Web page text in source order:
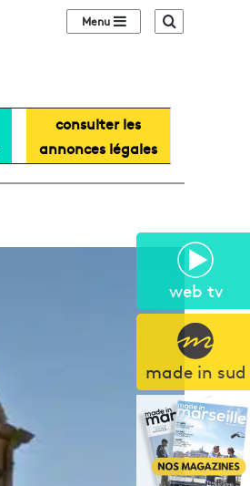
web tv
made in sud
Sidebar (barre
consulter les
annonces légales